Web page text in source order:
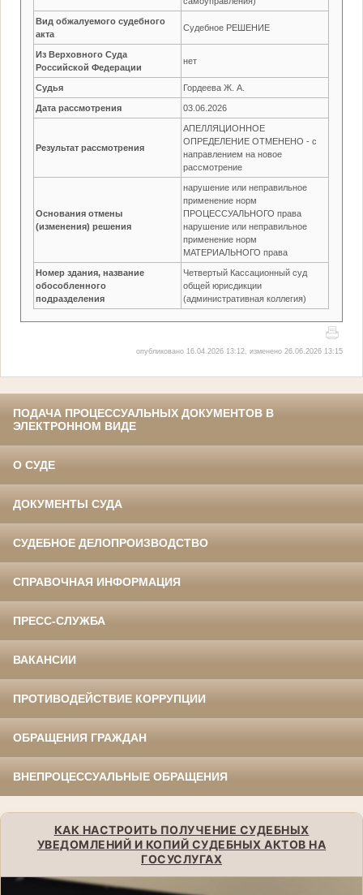
Вид обжалуемого судебного
акта
Судебное РЕШЕНИЕ
Из Верховного Суда
Российской Федерации
нет
Судья Гордеева Ж. А.
Дата рассмотрения 03.06.2026
Результат рассмотрения
АПЕЛЛЯЦИОННОЕ
ОПРЕДЕЛЕНИЕ ОТМЕНЕНО - с
направлением на новое
рассмотрение
Основания отмены
(изменения) решения
нарушение или неправильное
применение норм
ПРОЦЕССУАЛЬНОГО права
нарушение или неправильное
применение норм
МАТЕРИАЛЬНОГО права
Номер здания, название
обособленного
подразделения
Четвертый Кассационный суд
общей юрисдикции
(административная коллегия)
опубликовано 16.04.2026 13:12, изменено 26.06.2026 13:15
ПОДАЧА ПРОЦЕССУАЛЬНЫХ ДОКУМЕНТОВ В
ЭЛЕКТРОННОМ ВИДЕ
О СУДЕ
ДОКУМЕНТЫ СУДА
СУДЕБНОЕ ДЕЛОПРОИЗВОДСТВО
СПРАВОЧНАЯ ИНФОРМАЦИЯ
ПРЕСС-СЛУЖБА
ВАКАНСИИ
ПРОТИВОДЕЙСТВИЕ КОРРУПЦИИ
ОБРАЩЕНИЯ ГРАЖДАН
ВНЕПРОЦЕССУАЛЬНЫЕ ОБРАЩЕНИЯ
КАК НАСТРОИТЬ ПОЛУЧЕНИЕ СУДЕБНЫХ
УВЕДОМЛЕНИЙ И КОПИЙ СУДЕБНЫХ АКТОВ НА
ГОСУСЛУГАХ